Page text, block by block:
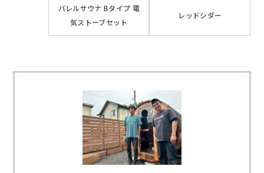
バレルサウナ Bタイプ 電
気ストーブセット
レッドシダー